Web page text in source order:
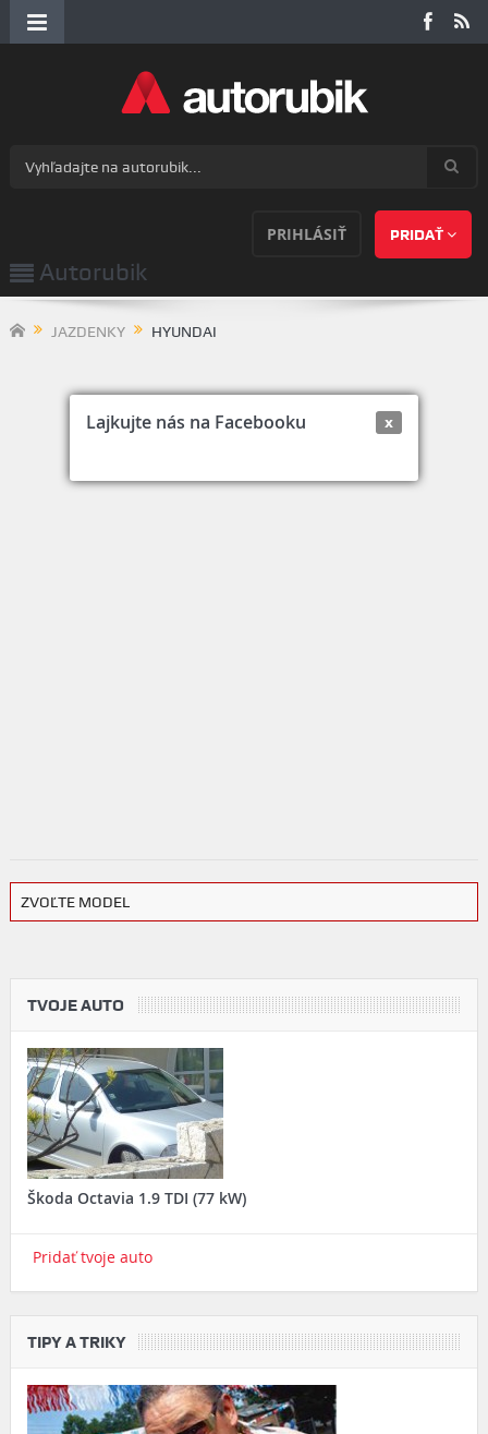
Lajkujte nás na Facebooku x
PRIHLÁSIŤ PRIDAŤ
Autorubik
JAZDENKY HYUNDAI
TVOJE AUTO
Škoda Octavia 1.9 TDI (77 kW)
Pridať tvoje auto
TIPY A TRIKY